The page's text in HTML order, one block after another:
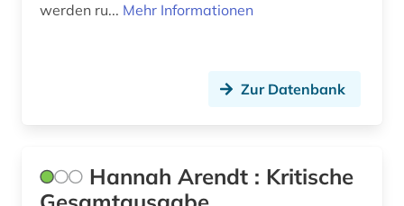
werden ru... Mehr Informationen
Zur Datenbank
Hannah Arendt : Kritische